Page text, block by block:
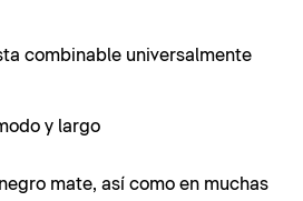
combinable universalmente
y largo
mate, así como en muchas